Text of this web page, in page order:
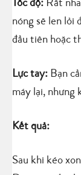
Tốc độ: Rất
nóng sẽ len lỏi
đầu tiên hoặc
Lực tay: Bạn
máy lại, nhưng
Kết quả:
Sau khi kéo